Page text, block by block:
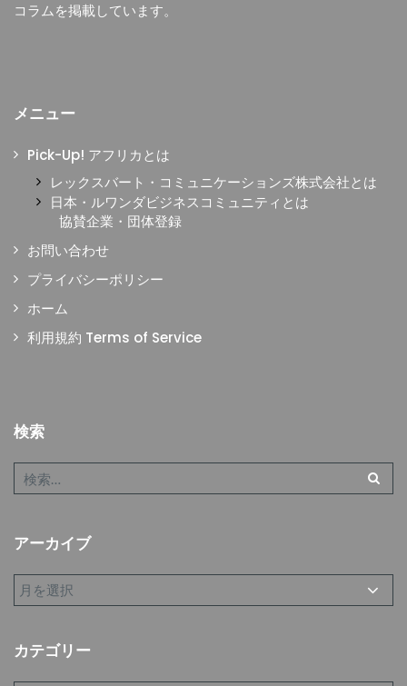
コラムを掲載しています。
メニュー
Pick-Up! アフリカとは
レックスバート・コミュニケーションズ株式会社とは
日本・ルワンダビジネスコミュニティとは
協賛企業・団体登録
お問い合わせ
プライバシーポリシー
ホーム
利用規約 Terms of Service
検索
アーカイブ
カテゴリー